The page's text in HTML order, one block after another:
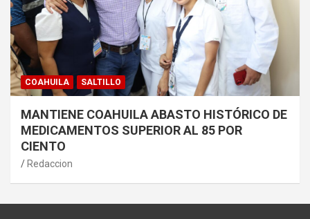
COAHUILA SALTILLO
MANTIENE COAHUILA ABASTO HISTÓRICO DE
MEDICAMENTOS SUPERIOR AL 85 POR
CIENTO
Redaccion